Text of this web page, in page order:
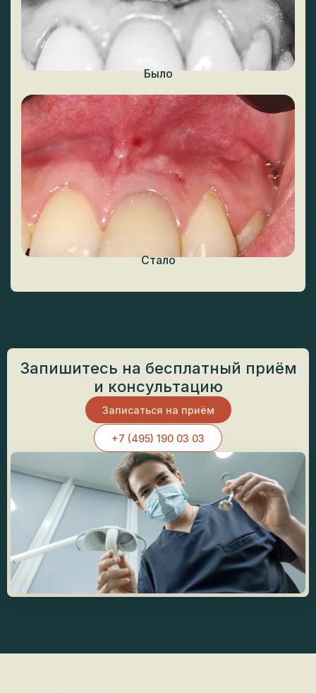
Запишитесь на бесплатный приём
и консультацию
Записаться на приём
+7 (495) 190 03 03